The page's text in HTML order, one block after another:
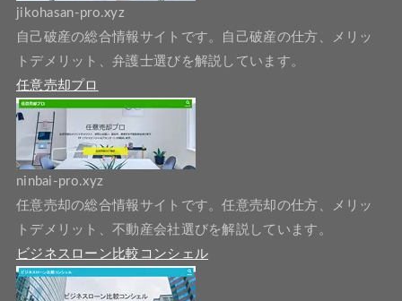
jikohasan-pro.xyz
自己破産の総合情報サイトです。自己破産の仕方、メリッ
トデメリット、弁護士選びを解説しています。
任意売却プロ
ninbai-pro.xyz
任意売却の総合情報サイトです。任意売却の仕方、メリッ
トデメリット、不動産会社選びを解説しています。
ビジネスローン比較コンシェル